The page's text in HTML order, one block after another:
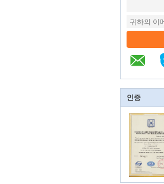
인증